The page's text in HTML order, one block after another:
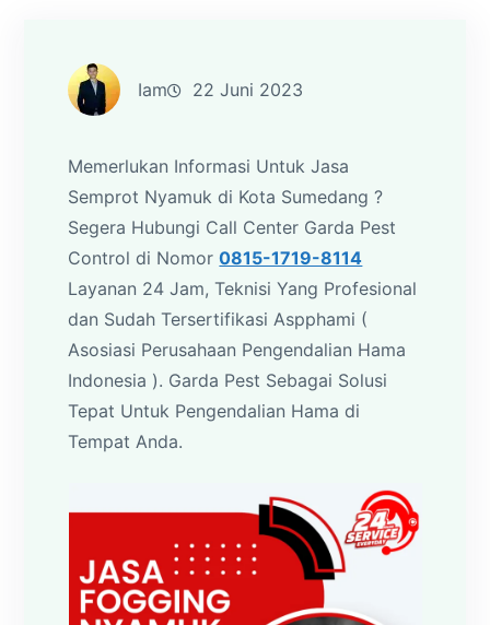
Iam 22 Juni 2023
Memerlukan Informasi Untuk Jasa
Semprot Nyamuk di Kota Sumedang ?
Segera Hubungi Call Center Garda Pest
Control di Nomor0815-1719-8114
Layanan 24 Jam, Teknisi Yang Profesional
dan Sudah Tersertifikasi Aspphami (
Asosiasi Perusahaan Pengendalian Hama
Indonesia ). Garda Pest Sebagai Solusi
Tepat Untuk Pengendalian Hama di
Tempat Anda.